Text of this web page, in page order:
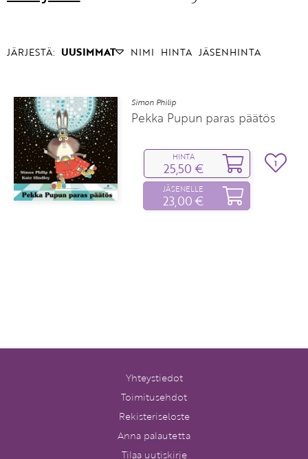
JÄRJESTÄ: UUSIMMAT NIMI HINTA JÄSENHINTA
Simon Philip
Pekka Pupun paras päätös
HINTA
25,50 €
JÄSENELLE
23,00 €
1
Yhteystiedot
Toimitusehdot
Rekisteriseloste
Anna palautetta
Tilaa uutiskirje